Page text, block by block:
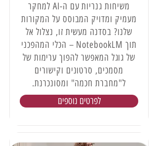
משיחות גנריות עם ה-AI למחקר
מעמיק ומדויק המבוסס על המקורות
שלנו? בסדנה מעשית זו, נצלול אל
תוך NotebookLM – הכלי המהפכני
של גוגל המאפשר להפוך ערימות של
מסמכים, סרטונים וקישורים
ל"מחברת חכמה" ומסונכרנת.
לפרטים נוספים